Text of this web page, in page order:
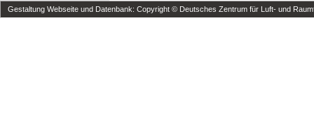
Gestaltung Webseite und Datenbank: Copyright © Deutsches Zentrum für Luft- und